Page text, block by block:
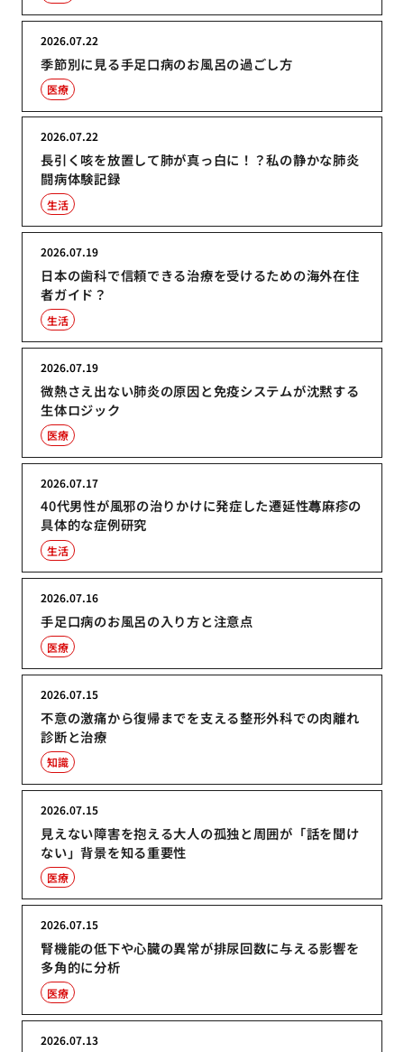
季節別に見る手足口病のお風呂の過ごし方
2026.07.22
医療
長引く咳を放置して肺が真っ白に！？私の静かな肺炎
闘病体験記録
2026.07.22
生活
日本の歯科で信頼できる治療を受けるための海外在住
者ガイド？
2026.07.19
生活
微熱さえ出ない肺炎の原因と免疫システムが沈黙する
生体ロジック
2026.07.19
医療
40代男性が風邪の治りかけに発症した遷延性蕁麻疹の
具体的な症例研究
2026.07.17
生活
手足口病のお風呂の入り方と注意点
2026.07.16
医療
不意の激痛から復帰までを支える整形外科での肉離れ
診断と治療
2026.07.15
知識
見えない障害を抱える大人の孤独と周囲が「話を聞け
ない」背景を知る重要性
2026.07.15
医療
腎機能の低下や心臓の異常が排尿回数に与える影響を
多角的に分析
2026.07.15
医療
2026.07.13